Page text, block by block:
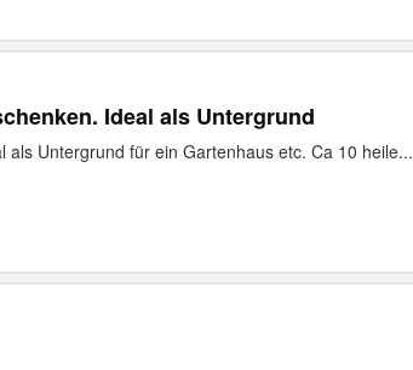
Ideal als Untergrund
Untergrund für ein Gartenhaus etc. Ca 10 heile...